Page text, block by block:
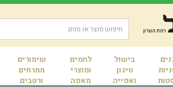
בישול
טיגון
ואפייה
לחמים
ומוצרי
מאפה
שימורים
ממרחים
ורטבים